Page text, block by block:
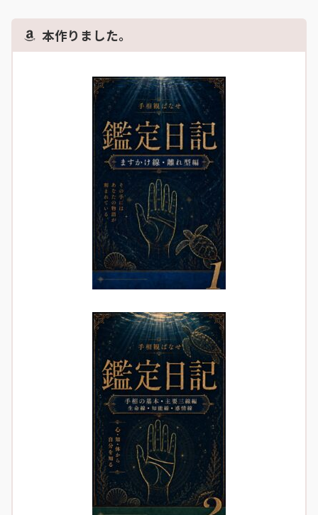
本作りました。